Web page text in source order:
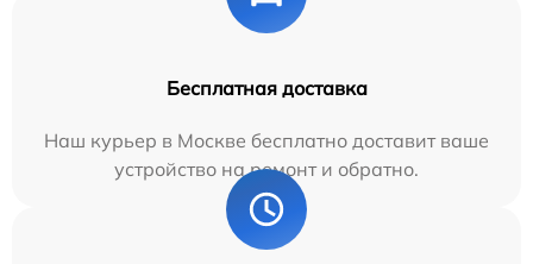
Бесплатная доставка
Наш курьер в Москве бесплатно доставит ваше
устройство на ремонт и обратно.